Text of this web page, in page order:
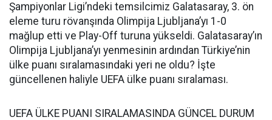
Şampiyonlar Ligi’ndeki temsilcimiz Galatasaray, 3. ön
eleme turu rövanşında Olimpija Ljubljana’yı 1-0
mağlup etti ve Play-Off turuna yükseldi. Galatasaray’ın
Olimpija Ljubljana’yı yenmesinin ardından Türkiye’nin
ülke puanı sıralamasındaki yeri ne oldu? İşte
güncellenen haliyle UEFA ülke puanı sıralaması.
UEFA ÜLKE PUANI SIRALAMASINDA GÜNCEL DURUM